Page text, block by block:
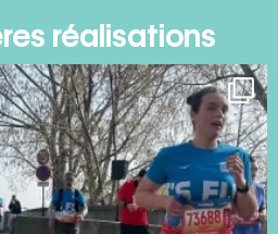
réalisations